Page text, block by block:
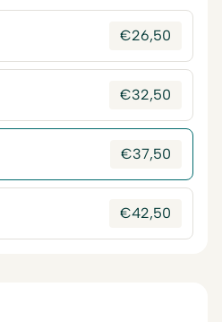
€26,50
€32,50
€37,50
€42,50